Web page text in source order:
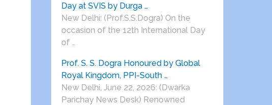
Day at SVIS by Durga …
New Delhi: (Prof.S.S.Dogra) On the
occasion of the 12th International Day
of …
Prof. S. S. Dogra Honoured by Global
Royal Kingdom, PPI-South …
New Delhi, June 22, 2026: (Dwarka
Parichay News Desk) Renowned